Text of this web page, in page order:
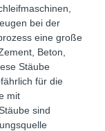
bei der
eine große
Beton,
Stäube
für die
mit
sind